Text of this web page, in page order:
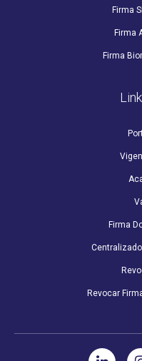
Firma
Firma
Firma
Firma
Revocar